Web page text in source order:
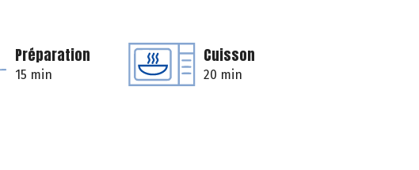
Préparation
15 min
Cuisson
20 min